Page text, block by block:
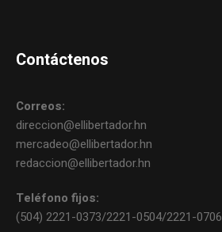
Contáctenos
Correos:
direccion@ellibertador.hn
mercadeo@ellibertador.hn
redaccion@ellibertador.hn
Teléfono fijos:
(504) 2221-0373/2221-0504/2221-0706